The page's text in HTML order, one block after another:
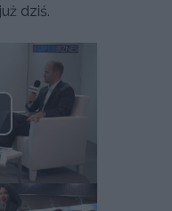
dziś.